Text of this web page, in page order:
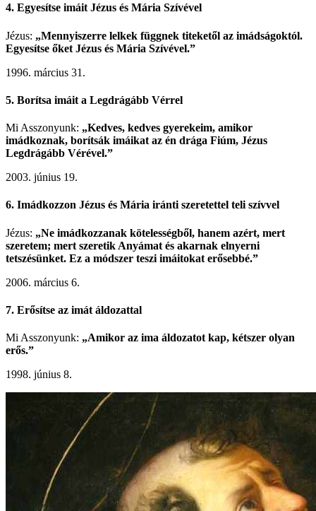
4. Egyesítse imáit Jézus és Mária Szívével
Jézus: „Mennyiszerre lelkek függnek titeketől az imádságoktól.
Egyesítse őket Jézus és Mária Szívével.”
1996. március 31.
5. Borítsa imáit a Legdrágább Vérrel
Mi Asszonyunk: „Kedves, kedves gyerekeim, amikor
imádkoznak, borítsák imáikat az én drága Fiúm, Jézus
Legdrágább Vérével.”
2003. június 19.
6. Imádkozzon Jézus és Mária iránti szeretettel teli szívvel
Jézus: „Ne imádkozzanak kötelességből, hanem azért, mert
szeretem; mert szeretik Anyámat és akarnak elnyerni
tetszésünket. Ez a módszer teszi imáitokat erősebbé.”
2006. március 6.
7. Erősítse az imát áldozattal
Mi Asszonyunk: „Amikor az ima áldozatot kap, kétszer olyan
erős.”
1998. június 8.